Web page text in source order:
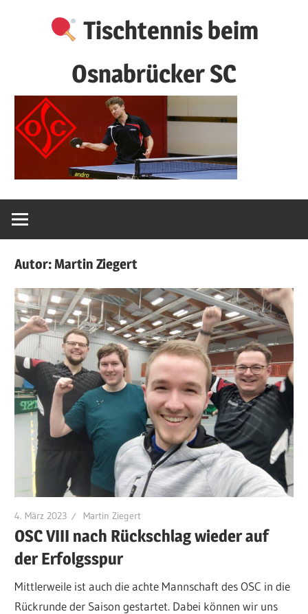
Tischtennis beim
Osnabrücker SC
Autor:Martin Ziegert
4. März 2023 Martin Ziegert
OSC VIII nach Rückschlag wieder auf
der Erfolgsspur
Mittlerweile ist auch die achte Mannschaft des OSC in die
Rückrunde der Saison gestartet. Dabei können wir uns